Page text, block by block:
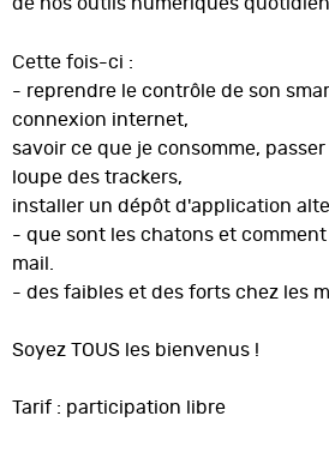
Cette fois-ci :
- reprendre le contrôle de son
connexion internet,
savoir ce que je consomme,
loupe des trackers,
installer un dépôt d'application
- que sont les chatons et
mail.
- des faibles et des forts chez les
Soyez TOUS les bienvenus !
Tarif : participation libre